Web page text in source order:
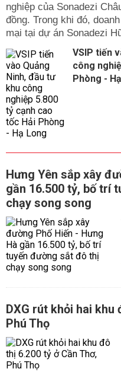
nghiệp của Sonadezi
đồng. Trong khi đó,
mại tại dự án Sonadezi
VSIP tiến
công
Phòng -
Hưng Yên sắp xây
gần 16.500 tỷ, bố trí
chạy song song
DXG rút khỏi hai khu
Phú Thọ